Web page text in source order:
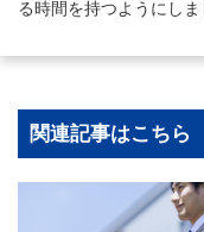
る時間を持つようにしま
関連記事はこちら